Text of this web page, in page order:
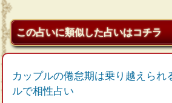
この占いに類似した占いはコチラ
カップルの倦怠期は乗り越えられ
ルで相性占い